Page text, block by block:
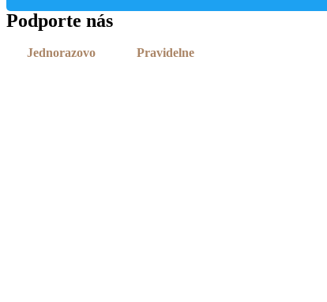
Podporte nás
Jednorazovo Pravidelne